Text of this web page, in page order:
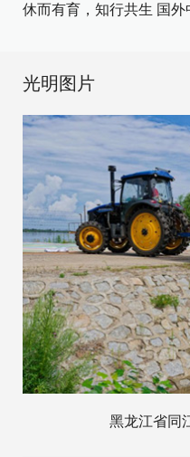
休而有育，知行共生 国
光明图片
黑龙江省同